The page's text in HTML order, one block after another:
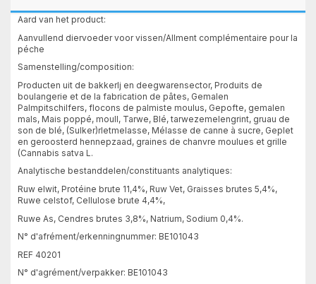
Aard van het product:
Aanvullend diervoeder voor vissen/Allment complémentaire pour la
péche
Samenstelling/composition:
Producten uit de bakkerlj en deegwarensector, Produits de
boulangerie et de la fabrication de pâtes, Gemalen
Palmpitschilfers, flocons de palmiste moulus, Gepofte, gemalen
mals, Mais poppé, moull, Tarwe, Blé, tarwezemelengrint, gruau de
son de blé, (Sulker)rletmelasse, Mélasse de canne à sucre, Geplet
en geroosterd hennepzaad, graines de chanvre moulues et grille
(Cannabis satva L.
Analytische bestanddelen/constituants analytiques:
Ruw elwit, Protéine brute 11,4%, Ruw Vet, Graisses brutes 5,4%,
Ruwe celstof, Cellulose brute 4,4%,
Ruwe As, Cendres brutes 3,8%, Natrium, Sodium 0,4%.
N° d'afrément/erkenningnummer: BE101043
REF 40201
N° d'agrément/verpakker: BE101043